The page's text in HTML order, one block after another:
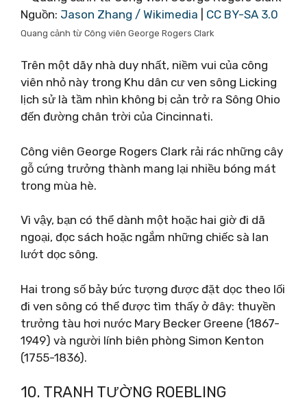
Nguồn: Jason Zhang / Wikimedia CC BY-SA 3.0
Quang cảnh từ Công viên George Rogers Clark
Trên một dãy nhà duy nhất, niềm vui của công
viên nhỏ này trong Khu dân cư ven sông Licking
lịch sử là tầm nhìn không bị cản trở ra Sông Ohio
đến đường chân trời của Cincinnati.
Công viên George Rogers Clark rải rác những cây
gỗ cứng trưởng thành mang lại nhiều bóng mát
trong mùa hè.
Vì vậy, bạn có thể dành một hoặc hai giờ đi dã
ngoại, đọc sách hoặc ngắm những chiếc sà lan
lướt dọc sông.
Hai trong số bảy bức tượng được đặt dọc theo lối
đi ven sông có thể được tìm thấy ở đây: thuyền
trưởng tàu hơi nước Mary Becker Greene (1867-
1949) và người lính biên phòng Simon Kenton
(1755-1836).
10. TRANH TƯỜNG ROEBLING